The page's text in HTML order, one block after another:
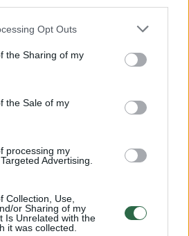
Opt Outs
the Sharing of my
the Sale of my
processing my
Advertising.
Collection, Use,
or Sharing of my
Is Unrelated with the
it was collected.
00:00:57
karštas: temperatūra kils iki
00:00:59
Vilniaus Vakarinis aplinkkelis: